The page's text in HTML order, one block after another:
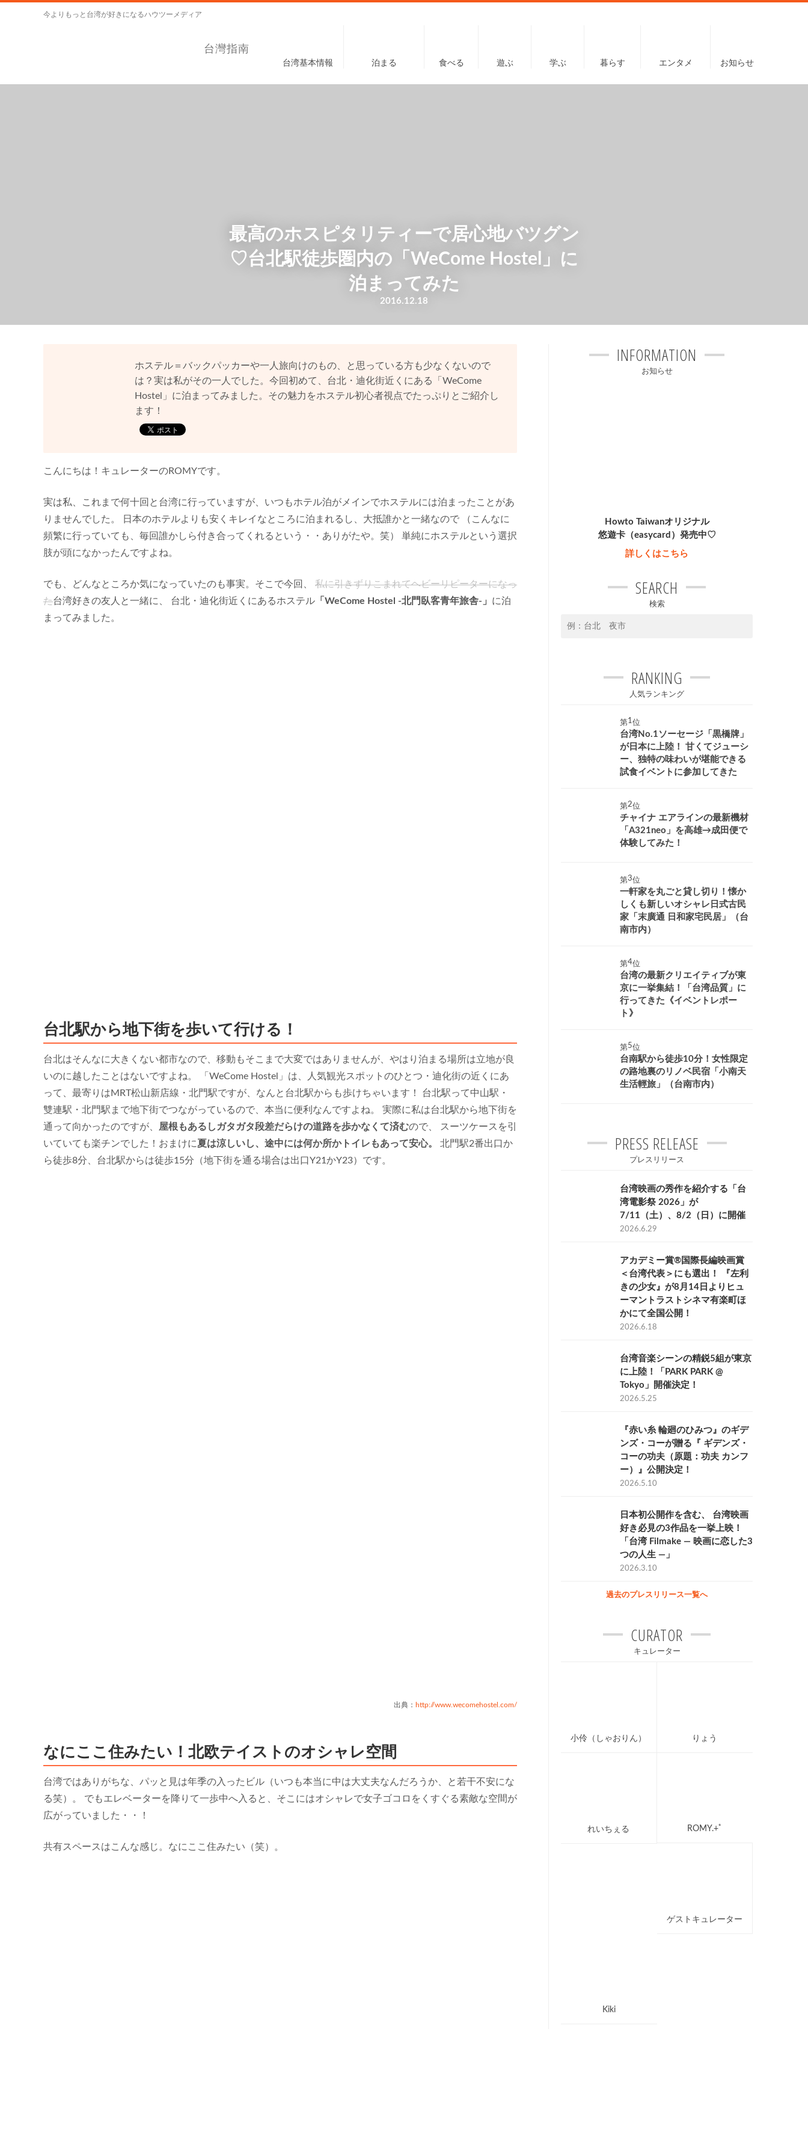
今よりもっと台湾が好きになるハウツーメディア
台灣指南
台湾基本情報 泊まる 食べる 遊ぶ 学ぶ 暮らす エンタメ お知らせ
最高のホスピタリティーで居心地バツグン
♡台北駅徒歩圏内の「WeCome Hostel」に
泊まってみた
2016.12.18
ホステル＝バックパッカーや一人旅向けのもの、と思っている方も少なくないので
は？実は私がその一人でした。今回初めて、台北・迪化街近くにある「WeCome
Hostel」に泊まってみました。その魅力をホステル初心者視点でたっぷりとご紹介し
ます！
こんにちは！キュレーターのROMYです。
実は私、これまで何十回と台湾に行っていますが、いつもホテル泊がメインでホステルには泊まったことがあ
りませんでした。 日本のホテルよりも安くキレイなところに泊まれるし、大抵誰かと一緒なので （こんなに
頻繁に行っていても、毎回誰かしら付き合ってくれるという・・ありがたや。笑） 単純にホステルという選択
肢が頭になかったんですよね。
でも、どんなところか気になっていたのも事実。そこで今回、 私に引きずりこまれてヘビーリピーターになっ
た台湾好きの友人と一緒に、 台北・迪化街近くにあるホステル 「WeCome Hostel -北門臥客青年旅舎-」 に泊
まってみました。
台北駅から地下街を歩いて行ける！
台北はそんなに大きくない都市なので、移動もそこまで大変ではありませんが、やはり泊まる場所は立地が良
いのに越したことはないですよね。 「WeCome Hostel」は、人気観光スポットのひとつ・迪化街の近くにあ
って、最寄りはMRT松山新店線・北門駅ですが、なんと台北駅からも歩けちゃいます！ 台北駅って中山駅・
雙連駅・北門駅まで地下街でつながっているので、本当に便利なんですよね。 実際に私は台北駅から地下街を
通って向かったのですが、 屋根もあるしガタガタ段差だらけの道路を歩かなくて済むので、 スーツケースを引
いていても楽チンでした！おまけに夏は涼しいし、途中には何か所かトイレもあって安心。
北門駅2番出口か
ら徒歩8分、台北駅からは徒歩15分（地下街を通る場合は出口Y21かY23）です。
出典： http://www.wecomehostel.com/
なにここ住みたい！北欧テイストのオシャレ空間
台湾ではありがちな、パッと見は年季の入ったビル（いつも本当に中は大丈夫なんだろうか、と若干不安にな
る笑）。 でもエレベーターを降りて一歩中へ入ると、そこにはオシャレで女子ゴコロをくすぐる素敵な空間が
広がっていました・・！
共有スペースはこんな感じ。なにここ住みたい（笑）。
INFORMATION
お知らせ
Howto Taiwanオリジナル
悠遊卡（easycard）発売中♡
詳しくはこちら
SEARCH
検索
RANKING
人気ランキング
第 位
台湾No.1ソーセージ「黒橋牌」
が日本に上陸！ 甘くてジューシ
ー、独特の味わいが堪能できる
試食イベントに参加してきた
第 位
チャイナ エアラインの最新機材
「A321neo」を高雄→成田便で
体験してみた！
第 位
一軒家を丸ごと貸し切り！懐か
しくも新しいオシャレ日式古民
家「末廣通 日和家宅民居」（台
南市内）
第 位
台湾の最新クリエイティブが東
京に一挙集結！「台湾品質」に
行ってきた《イベントレポー
ト》
第 位
台南駅から徒歩10分！女性限定
の路地裏のリノベ民宿「小南天
生活輕旅」（台南市内）
PRESS RELEASE
プレスリリース
台湾映画の秀作を紹介する「台
湾電影祭 2026」が
7/11（土）、8/2（日）に開催
2026.6.29
アカデミー賞®国際長編映画賞
＜台湾代表＞にも選出！ 『左利
きの少女』が8月14日よりヒュ
ーマントラストシネマ有楽町ほ
かにて全国公開！
2026.6.18
台湾⾳楽シーンの精鋭5組が東京
に上陸！「PARK PARK @
Tokyo」開催決定！
2026.5.25
『赤い糸 輪廻のひみつ』のギデ
ンズ・コーが贈る『 ギデンズ・
コーの功夫（原題：功夫 カンフ
ー）』公開決定！
2026.5.10
日本初公開作を含む、 台湾映画
好き必見の3作品を一挙上映！
「台湾 Filmake — 映画に恋した3
つの人生 —」
2026.3.10
過去のプレスリリース一覧へ
CURATOR
キュレーター
小伶（しゃおりん） りょう
れいちぇる ROMY.+ﾟ
ゲストキュレーター
Kiki